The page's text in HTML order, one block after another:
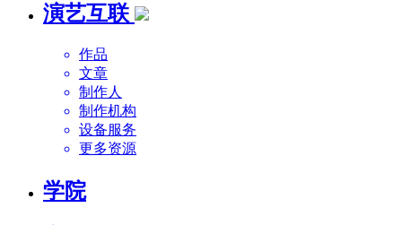
演艺互联
作品
文章
制作人
制作机构
设备服务
更多资源
学院